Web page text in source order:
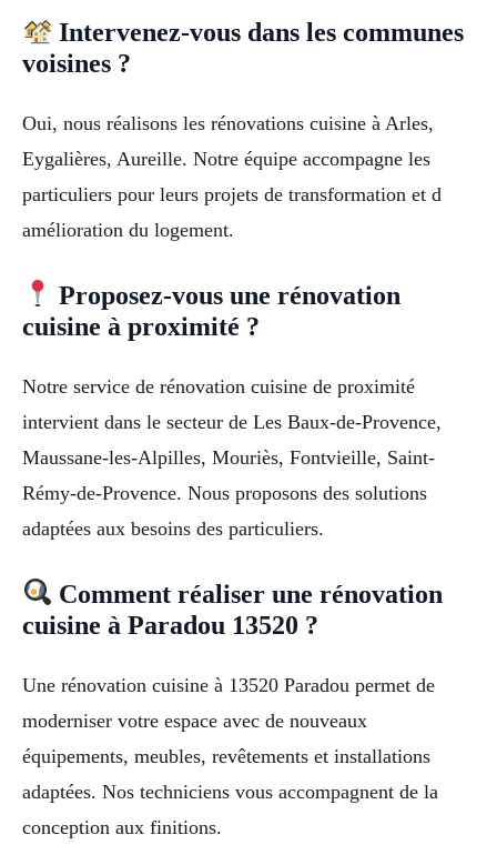
Intervenez-vous dans les communes
voisines ?
Oui, nous réalisons les rénovations cuisine à Arles,
Eygalières, Aureille. Notre équipe accompagne les
particuliers pour leurs projets de transformation et d
amélioration du logement.
Proposez-vous une rénovation
cuisine à proximité ?
Notre service de rénovation cuisine de proximité
intervient dans le secteur de Les Baux-de-Provence,
Maussane-les-Alpilles, Mouriès, Fontvieille, Saint-
Rémy-de-Provence. Nous proposons des solutions
adaptées aux besoins des particuliers.
Comment réaliser une rénovation
cuisine à Paradou 13520 ?
Une rénovation cuisine à 13520 Paradou permet de
moderniser votre espace avec de nouveaux
équipements, meubles, revêtements et installations
adaptées. Nos techniciens vous accompagnent de la
conception aux finitions.